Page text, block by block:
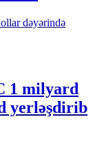
1 milyard
yerləşdirib